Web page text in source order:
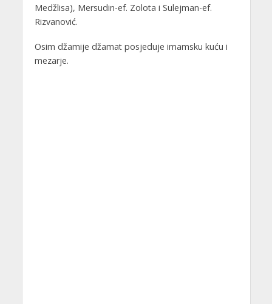
Medžlisa), Mersudin-ef. Zolota i Sulejman-ef.
Rizvanović.
Osim džamije džamat posjeduje imamsku kuću i
mezarje.